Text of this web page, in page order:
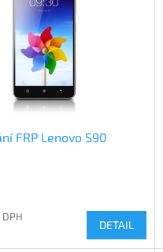
FRP Lenovo S90
DPH
DETAIL